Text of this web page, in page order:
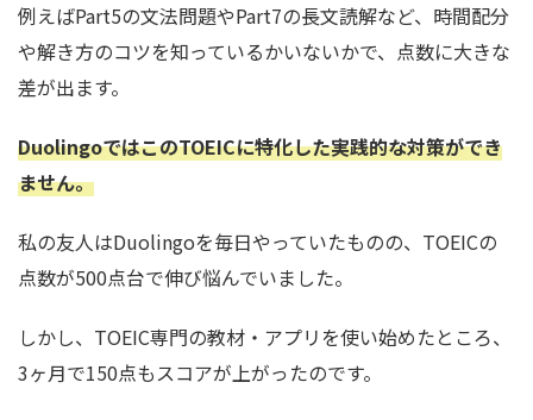
例えばPart5の文法問題やPart7の長文読解など、時間配分
や解き方のコツを知っているかいないかで、点数に大きな
差が出ます。
DuolingoではこのTOEICに特化した実践的な対策ができ
ません。
私の友人はDuolingoを毎日やっていたものの、TOEICの
点数が500点台で伸び悩んでいました。
しかし、TOEIC専門の教材・アプリを使い始めたところ、
3ヶ月で150点もスコアが上がったのです。